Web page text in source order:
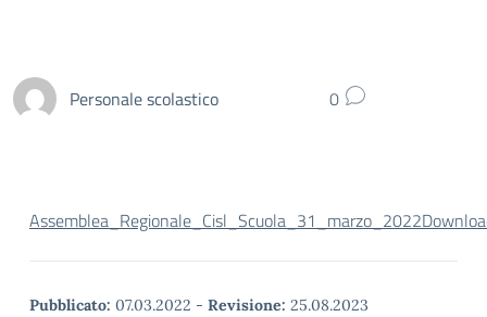
Personale scolastico 0
Assemblea_Regionale_Cisl_Scuola_31_marzo_2022
Pubblicato: 07.03.2022 - Revisione: 25.08.2023